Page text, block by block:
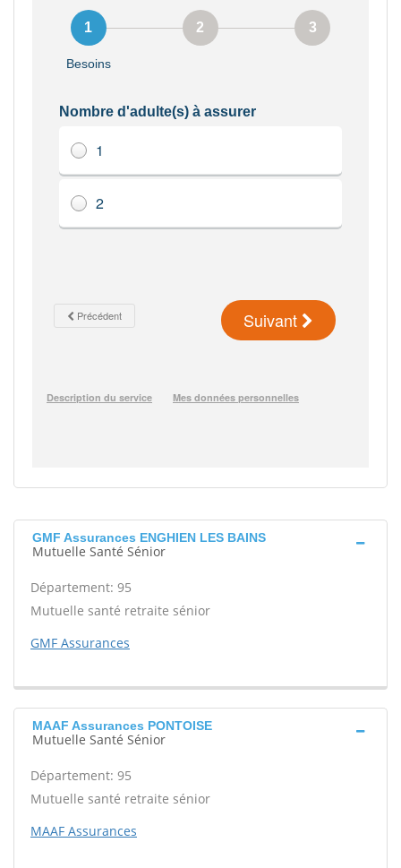
GMF Assurances ENGHIEN LES BAINS
Mutuelle Santé Sénior
Département: 95
Mutuelle santé retraite sénior
GMF Assurances
MAAF Assurances PONTOISE
Mutuelle Santé Sénior
Département: 95
Mutuelle santé retraite sénior
MAAF Assurances